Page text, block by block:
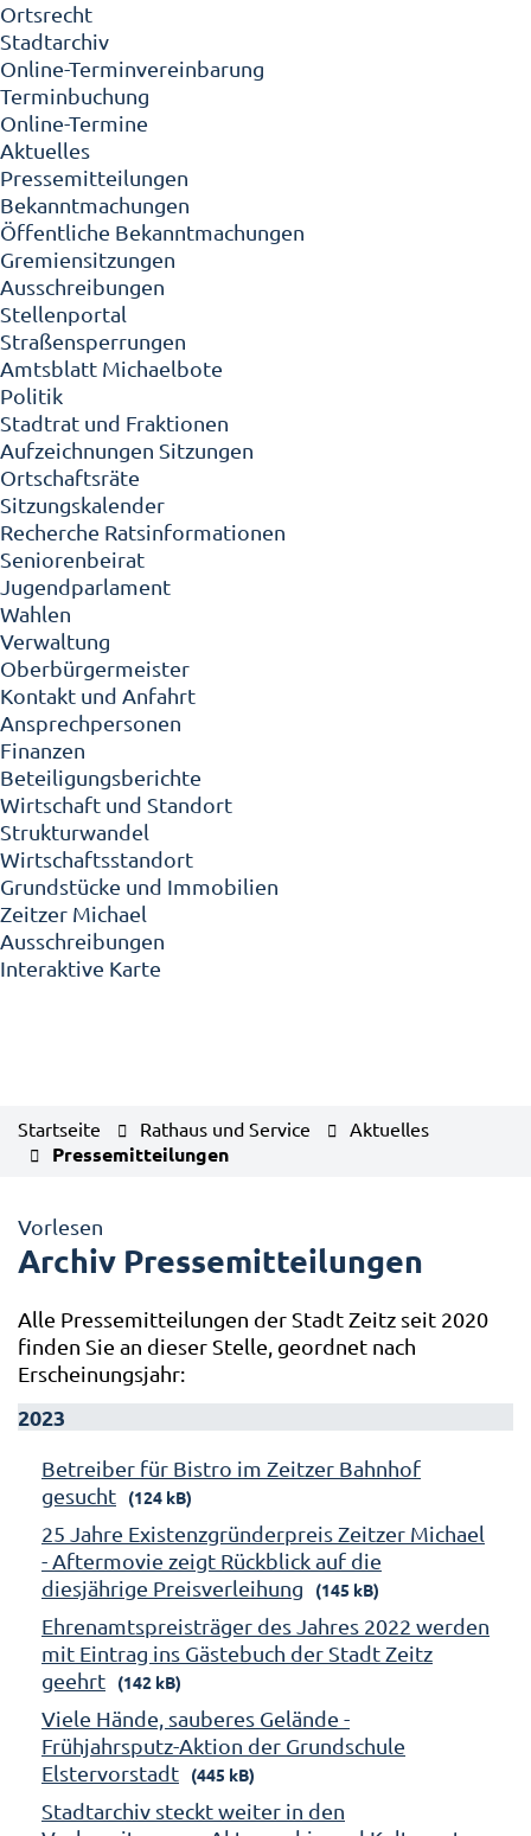
Ortsrecht
Stadtarchiv
Online-Terminvereinbarung
Terminbuchung
Online-Termine
Aktuelles
Pressemitteilungen
Bekanntmachungen
Öffentliche Bekanntmachungen
Gremiensitzungen
Ausschreibungen
Stellenportal
Straßensperrungen
Amtsblatt Michaelbote
Politik
Stadtrat und Fraktionen
Aufzeichnungen Sitzungen
Ortschaftsräte
Sitzungskalender
Recherche Ratsinformationen
Seniorenbeirat
Jugendparlament
Wahlen
Verwaltung
Oberbürgermeister
Kontakt und Anfahrt
Ansprechpersonen
Finanzen
Beteiligungsberichte
Wirtschaft und Standort
Strukturwandel
Wirtschaftsstandort
Grundstücke und Immobilien
Zeitzer Michael
Ausschreibungen
Interaktive Karte
Startseite Rathaus und Service Aktuelles
Pressemitteilungen
Vorlesen
Archiv Pressemitteilungen
Alle Pressemitteilungen der Stadt Zeitz seit 2020
finden Sie an dieser Stelle, geordnet nach
Erscheinungsjahr:
2023
Betreiber für Bistro im Zeitzer Bahnhof
gesucht
(124 kB)
25 Jahre Existenzgründerpreis Zeitzer Michael
- Aftermovie zeigt Rückblick auf die
diesjährige Preisverleihung
(145 kB)
Ehrenamtspreisträger des Jahres 2022 werden
mit Eintrag ins Gästebuch der Stadt Zeitz
geehrt
(142 kB)
Viele Hände, sauberes Gelände -
Frühjahrsputz-Aktion der Grundschule
Elstervorstadt
(445 kB)
Stadtarchiv steckt weiter in den